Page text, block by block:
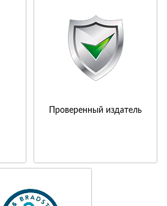
Проверенный издатель